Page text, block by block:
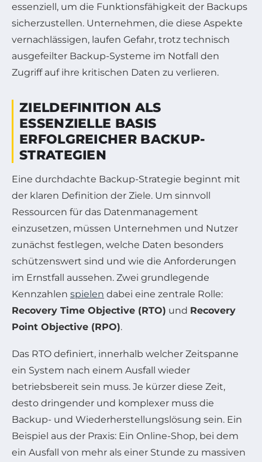
essenziell, um die Funktionsfähigkeit der Backups
sicherzustellen. Unternehmen, die diese Aspekte
vernachlässigen, laufen Gefahr, trotz technisch
ausgefeilter Backup-Systeme im Notfall den
Zugriff auf ihre kritischen Daten zu verlieren.
ZIELDEFINITION ALS
ESSENZIELLE BASIS
ERFOLGREICHER BACKUP-
STRATEGIEN
Eine durchdachte Backup-Strategie beginnt mit
der klaren Definition der Ziele. Um sinnvoll
Ressourcen für das Datenmanagement
einzusetzen, müssen Unternehmen und Nutzer
zunächst festlegen, welche Daten besonders
schützenswert sind und wie die Anforderungen
im Ernstfall aussehen. Zwei grundlegende
Kennzahlen spielen dabei eine zentrale Rolle:
Recovery Time Objective (RTO) und Recovery
Point Objective (RPO).
Das RTO definiert, innerhalb welcher Zeitspanne
ein System nach einem Ausfall wieder
betriebsbereit sein muss. Je kürzer diese Zeit,
desto dringender und komplexer muss die
Backup- und Wiederherstellungslösung sein. Ein
Beispiel aus der Praxis: Ein Online-Shop, bei dem
ein Ausfall von mehr als einer Stunde zu massiven